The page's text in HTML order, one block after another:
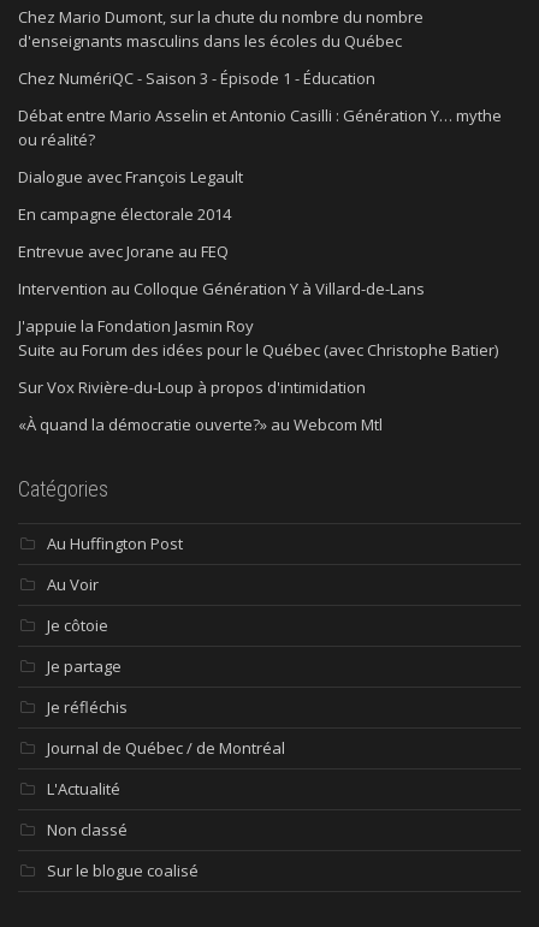
Chez Mario Dumont, sur la chute du nombre du nombre
d'enseignants masculins dans les écoles du Québec
Chez NumériQC - Saison 3 - Épisode 1 - Éducation
Débat entre Mario Asselin et Antonio Casilli : Génération Y… mythe
ou réalité?
Dialogue avec François Legault
En campagne électorale 2014
Entrevue avec Jorane au FEQ
Intervention au Colloque Génération Y à Villard-de-Lans
J'appuie la Fondation Jasmin Roy
Suite au Forum des idées pour le Québec (avec Christophe Batier)
Sur Vox Rivière-du-Loup à propos d'intimidation
«À quand la démocratie ouverte?» au Webcom Mtl
Catégories
Au Huffington Post
Au Voir
Je côtoie
Je partage
Je réfléchis
Journal de Québec / de Montréal
L'Actualité
Non classé
Sur le blogue coalisé